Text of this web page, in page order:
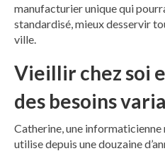
manufacturier unique qui
standardisé, mieux desservir
ville.
Vieillir chez soi
des besoins
Catherine, une
utilise depuis une douzaine